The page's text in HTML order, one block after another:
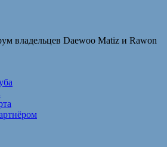
владельцев Daewoo Matiz и Rawon